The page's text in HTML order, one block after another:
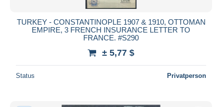
TURKEY - CONSTANTINOPLE 1907 & 1910, OTTOMAN
EMPIRE, 3 FRENCH INSURANCE LETTER TO
FRANCE. #S290
± 5,77 $
Status Privatperson